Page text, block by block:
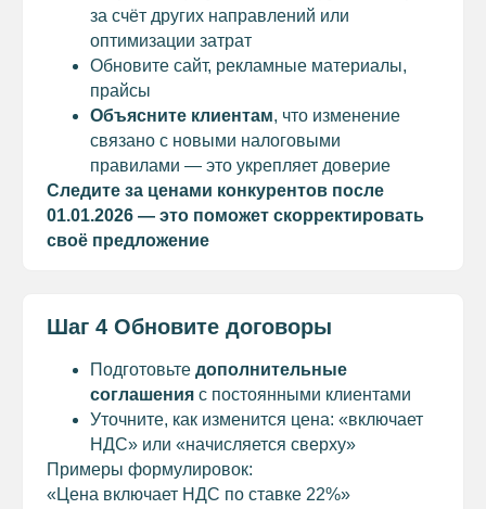
за счёт других направлений или
оптимизации затрат
Обновите сайт, рекламные материалы,
прайсы
Объясните клиентам, что изменение
связано с новыми налоговыми
правилами — это укрепляет доверие
Следите за ценами конкурентов после
01.01.2026 — это поможет скорректировать
своё предложение
Шаг 4 Обновите договоры
Подготовьте дополнительные
соглашения с постоянными клиентами
Уточните, как изменится цена: «включает
НДС» или «начисляется сверху»
Примеры формулировок:
«Цена включает НДС по ставке 22%»